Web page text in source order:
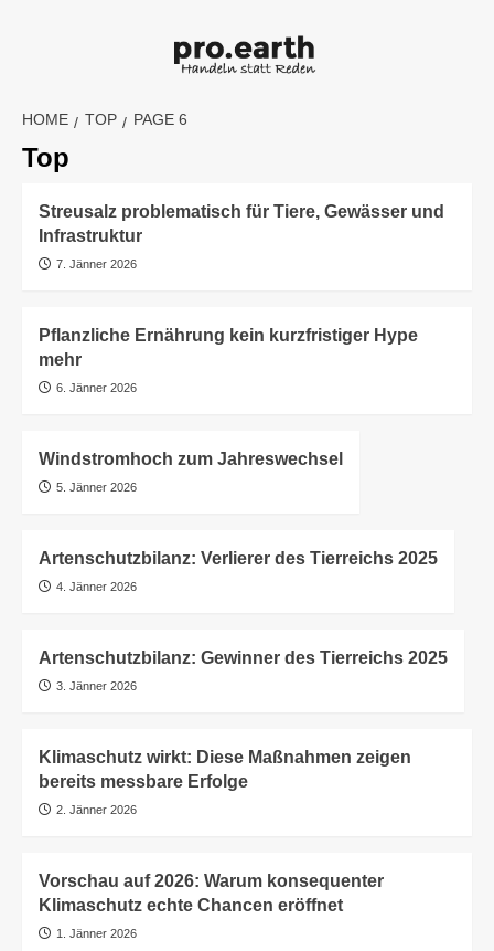
HOME TOP PAGE 6
Top
Streusalz problematisch für Tiere, Gewässer und
Infrastruktur
7. Jänner 2026
Pflanzliche Ernährung kein kurzfristiger Hype
mehr
6. Jänner 2026
Windstromhoch zum Jahreswechsel
5. Jänner 2026
Artenschutzbilanz: Verlierer des Tierreichs 2025
4. Jänner 2026
Artenschutzbilanz: Gewinner des Tierreichs 2025
3. Jänner 2026
Klimaschutz wirkt: Diese Maßnahmen zeigen
bereits messbare Erfolge
2. Jänner 2026
Vorschau auf 2026: Warum konsequenter
Klimaschutz echte Chancen eröffnet
1. Jänner 2026